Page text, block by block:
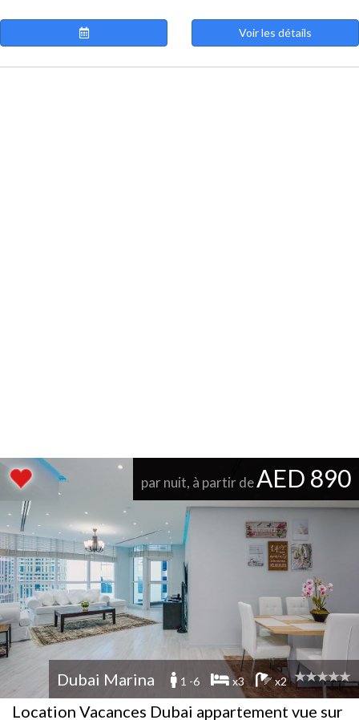
Voir les détails
par nuit, à partir deAED 890
Dubai Marina 1 -6 x3 x2
Location Vacances Dubai appartement vue sur